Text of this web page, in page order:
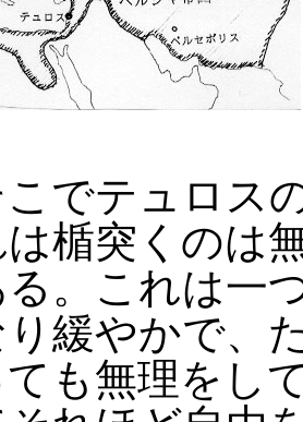
でテュロス
は楯突くのは
。これは一
緩やかで、
ても無理をし